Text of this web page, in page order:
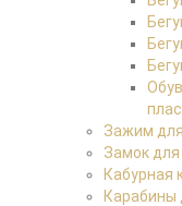
Зажим
Замок для
Кабурная
Карабины